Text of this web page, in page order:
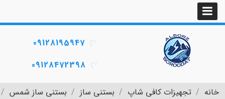
09128195947
09128472398
خانه تجهیزات کافی شاپ بستنی ساز
بستنی ساز شمس